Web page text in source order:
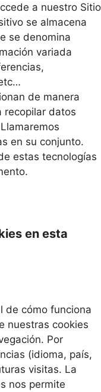
a nuestro Sitio
se almacena
se denomina
variada
de manera
recopilar datos
en su conjunto.
estas tecnologías
en esta
de cómo funciona
nuestras cookies
Por
(idioma, país,
visitas. La
nos permite